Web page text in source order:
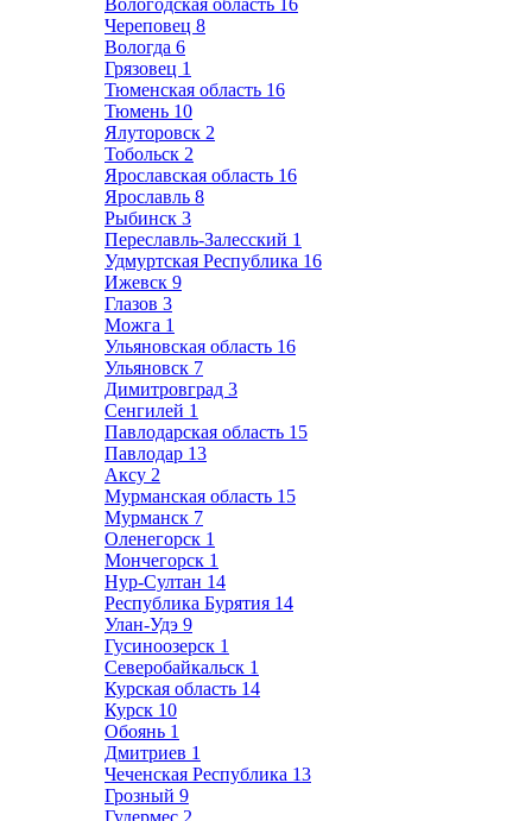
Вологодская область 16
Череповец 8
Вологда 6
Грязовец 1
Тюменская область 16
Тюмень 10
Ялуторовск 2
Тобольск 2
Ярославская область 16
Ярославль 8
Рыбинск 3
Переславль-Залесский 1
Удмуртская Республика 16
Ижевск 9
Глазов 3
Можга 1
Ульяновская область 16
Ульяновск 7
Димитровград 3
Сенгилей 1
Павлодарская область 15
Павлодар 13
Аксу 2
Мурманская область 15
Мурманск 7
Оленегорск 1
Мончегорск 1
Нур-Султан 14
Республика Бурятия 14
Улан-Удэ 9
Гусиноозерск 1
Северобайкальск 1
Курская область 14
Курск 10
Обоянь 1
Дмитриев 1
Чеченская Республика 13
Грозный 9
Гудермес 2